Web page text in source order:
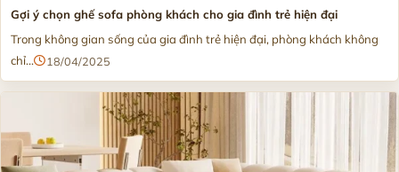
Gợi ý chọn ghế sofa phòng khách cho gia đình trẻ hiện đại
Trong không gian sống của gia đình trẻ hiện đại, phòng khách không
chỉ...
18/04/2025